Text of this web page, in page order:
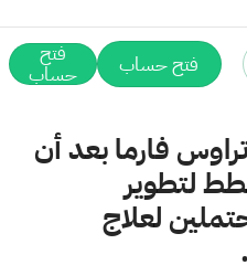
فتح حساب فتح
حساب
فارما بعد أن
لتطوير
لعلاج